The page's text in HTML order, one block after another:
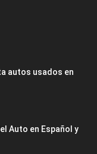
autos usados en
Auto en Español y